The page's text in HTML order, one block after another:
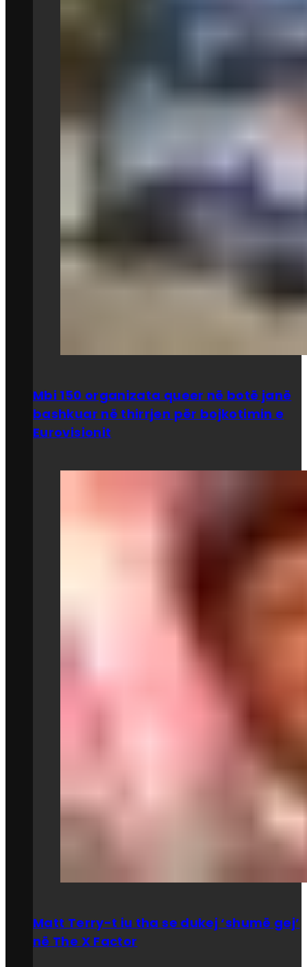
Mbi 150 organizata queer në botë janë
bashkuar në thirrjen për bojkotimin e
Eurovisionit
Matt Terry-t iu tha se dukej ‘shumë gej’
në The X Factor